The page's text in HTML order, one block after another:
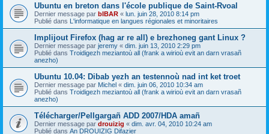
Ubuntu en breton dans l'école publique de Saint-Rvoal
Dernier message par bIBAR « lun. juin 28, 2010 8:14 pm
Publié dans L'informatique en langues régionales et minoritaires
Implijout Firefox (hag ar re all) e brezhoneg gant Linux ?
Dernier message par jeremy « dim. juin 13, 2010 2:29 pm
Publié dans Troidigezh meziantoù all (frank a wirioù evit an darn vrasañ
anezho)
Ubuntu 10.04: Dibab yezh an testennoù nad int ket troet
Dernier message par Michel « dim. juin 06, 2010 10:34 am
Publié dans Troidigezh meziantoù all (frank a wirioù evit an darn vrasañ
anezho)
Télécharger/Pellgargañ ADD 2007/HDA amañ
Dernier message par drouizig « dim. avr. 04, 2010 10:24 am
Publié dans An DROUIZIG Difazier